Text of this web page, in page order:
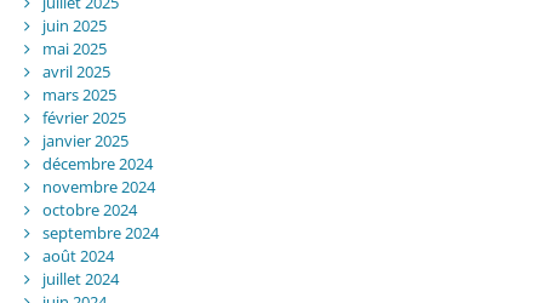
juin 2025
mai 2025
avril 2025
mars 2025
février 2025
janvier 2025
décembre 2024
novembre 2024
octobre 2024
septembre 2024
août 2024
juillet 2024